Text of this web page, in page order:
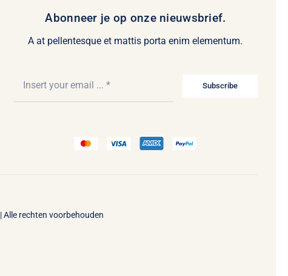
Abonneer je op onze nieuwsbrief.
A at pellentesque et mattis porta enim elementum.
Subscribe
| Alle rechten voorbehouden